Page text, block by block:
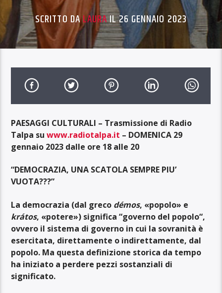
SCRITTO DALAURAIL 26 GENNAIO 2023
PAESAGGI CULTURALI – Trasmissione di Radio
Talpa suwww.radiotalpa.it – DOMENICA 29
gennaio 2023 dalle ore 18 alle 20
“DEMOCRAZIA, UNA SCATOLA SEMPRE PIU’
VUOTA???”
La democrazia (dal greco démos, «popolo» e
krátos, «potere») significa “governo del popolo“,
ovvero il sistema di governo in cui la sovranità è
esercitata, direttamente o indirettamente, dal
popolo. Ma questa definizione storica da tempo
ha iniziato a perdere pezzi sostanziali di
significato.